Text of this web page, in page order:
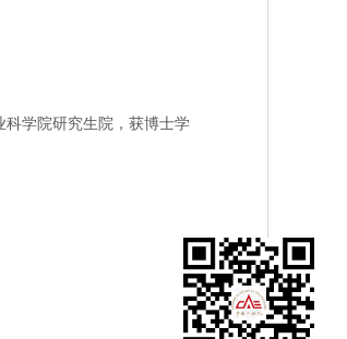
学院研究生院，获博士学